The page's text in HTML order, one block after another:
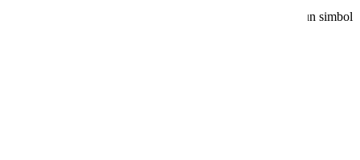
tău. Realizată din lemn de calitate, aceasta devine un simbol